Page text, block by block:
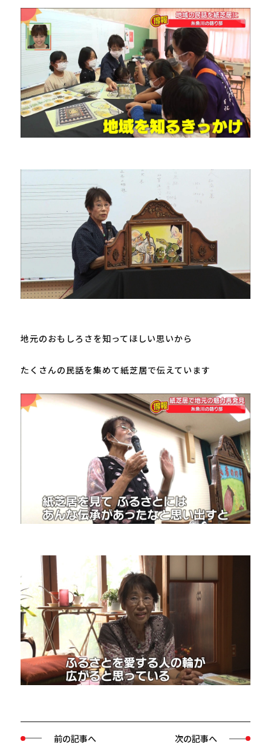
地元のおもしろさを知ってほしい思いから
たくさんの民話を集めて紙芝居で伝えています
前の記事へ 次の記事へ